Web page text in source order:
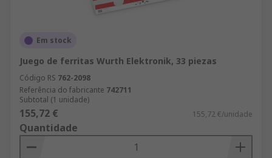
Em stock
Juego de ferritas Wurth Elektronik, 33 piezas
Código RS 762-2098
Referência do fabricante 742711
Subtotal (1 unidade)
155,72 € 155,72 €/unidade
Quantidade